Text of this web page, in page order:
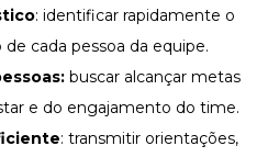
: identificar rapidamente o
cada pessoa da equipe.
buscar alcançar metas
e do engajamento do time.
: transmitir orientações,